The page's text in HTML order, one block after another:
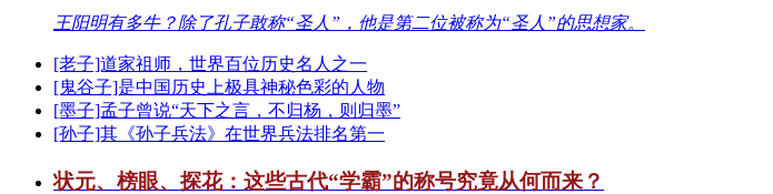
王阳明有多牛？除了孔子敢称“圣人”，他是第二位被称为“圣人”的思想家。
[老子]道家祖师，世界百位历史名人之一
[鬼谷子]是中国历史上极具神秘色彩的人物
[墨子]孟子曾说“天下之言，不归杨，则归墨”
[孙子]其《孙子兵法》在世界兵法排名第一
状元、榜眼、探花：这些古代“学霸”的称号究竟从何而来？